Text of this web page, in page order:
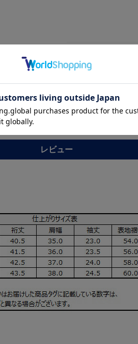
レビュー